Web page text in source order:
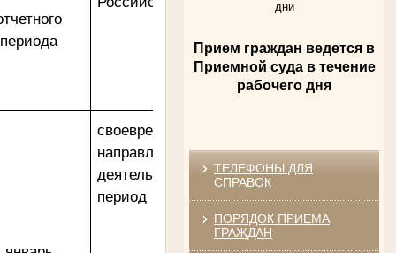
Андрющенкова Тамара Ивановна
Труженица тыла в годы
Великой Отечественной войны
Судья Белгородского областного суда
в период с 1959 по 1974 гг.
дни
Прием граждан ведется в
Приемной суда в течение
рабочего дня
ТЕЛЕФОНЫ ДЛЯ
СПРАВОК
ПОРЯДОК ПРИЕМА
ГРАЖДАН
периода
своевременное определение основных
направлений антикоррупционной
деятельности суда на последующий
период